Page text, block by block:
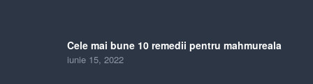
Cele mai bune 10 remedii pentru mahmureala
iunie 15, 2022